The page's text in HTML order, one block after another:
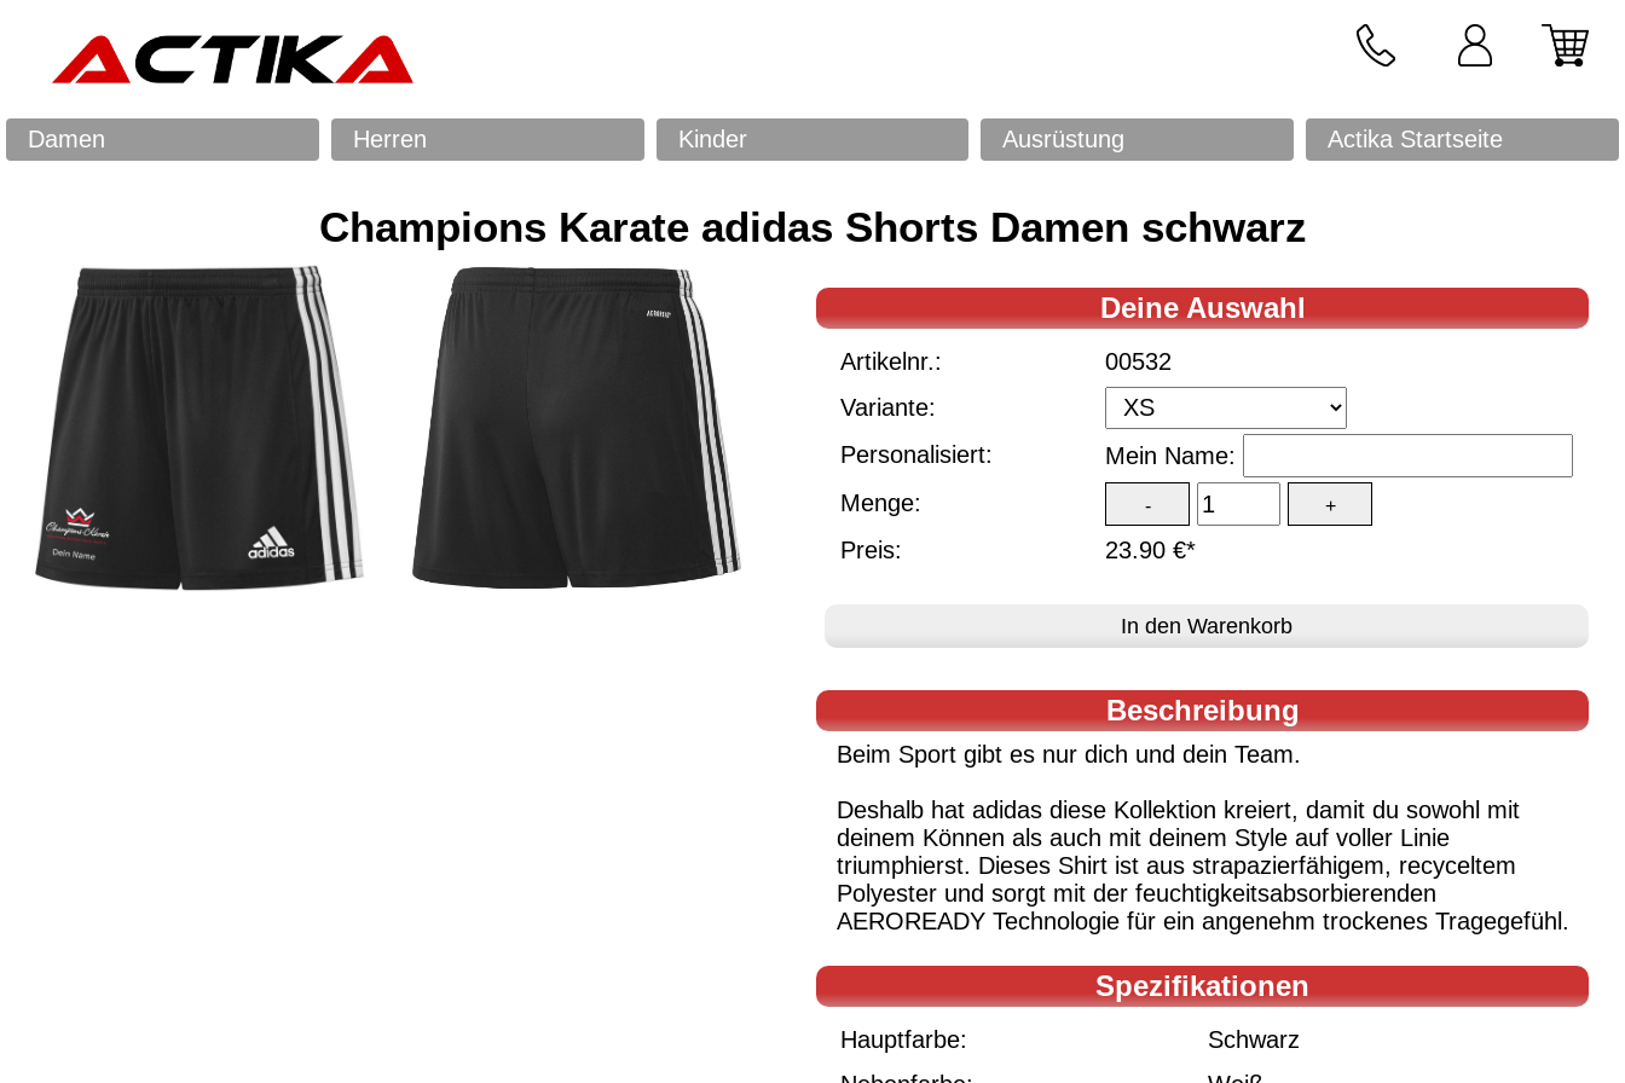
Damen Herren Kinder Ausrüstung Actika Startseite
Champions Karate adidas Shorts Damen schwarz
Deine Auswahl
Artikelnr.:
00532
Variante:
Personalisiert:
Mein Name:
Menge:
Preis:
23.90 €*
Beschreibung
Beim Sport gibt es nur dich und dein Team.
Deshalb hat adidas diese Kollektion kreiert, damit du sowohl mit
deinem Können als auch mit deinem Style auf voller Linie
triumphierst. Dieses Shirt ist aus strapazierfähigem, recyceltem
Polyester und sorgt mit der feuchtigkeitsabsorbierenden
AEROREADY Technologie für ein angenehm trockenes Tragegefühl.
Spezifikationen
Hauptfarbe:
Schwarz